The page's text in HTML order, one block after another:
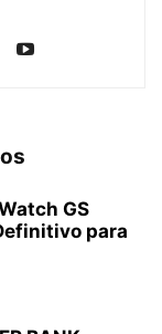
GS
para